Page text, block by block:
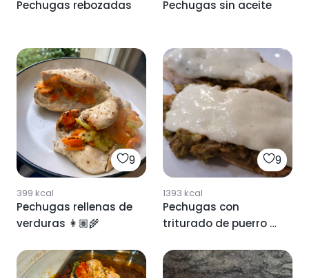
Pechugas rebozadas Pechugas sin aceite
9
399 kcal
Pechugas rellenas de
verduras 👩🏽‍🌾
9
1393 kcal
Pechugas con
triturado de puerro y